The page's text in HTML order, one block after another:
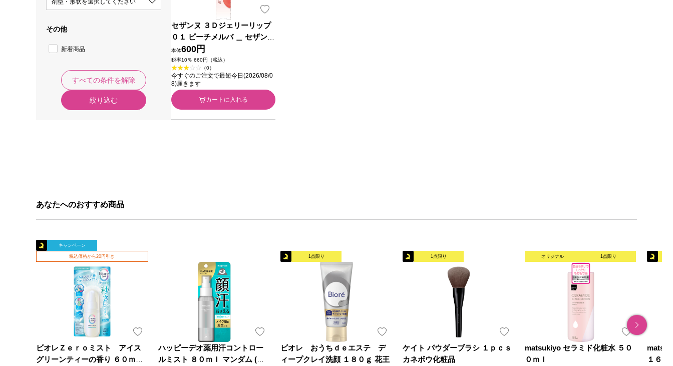
剤型・形状を選択してください
その他
新着商品
すべての条件を解除
絞り込む
セザンヌ ３Ｄジェリーリップ
０１ ピーチメルバ ＿ セザンヌ
化粧品
本体600円
税率10％ 660円（税込）
（0）
今すぐのご注文で最短今日(2026/08/0
8)届きます
カートに入れる
あなたへのおすすめ商品
キャンペーン
税込価格から20円引き
ビオレＺｅｒｏミスト アイス
グリーンティーの香り ６０ｍＬ
ハッピーデオ薬用汗コントロー
ルミスト ８０ｍｌ マンダム (医
1点限り
ビオレ おうちｄｅエステ デ
ィープクレイ洗顔 １８０ｇ 花王
1点限り
ケイト パウダーブラシ １ｐｃｓ
カネボウ化粧品
オリジナル 1点限り
matsukiyo セラミド化粧水 ５０
０ｍｌ
１６０